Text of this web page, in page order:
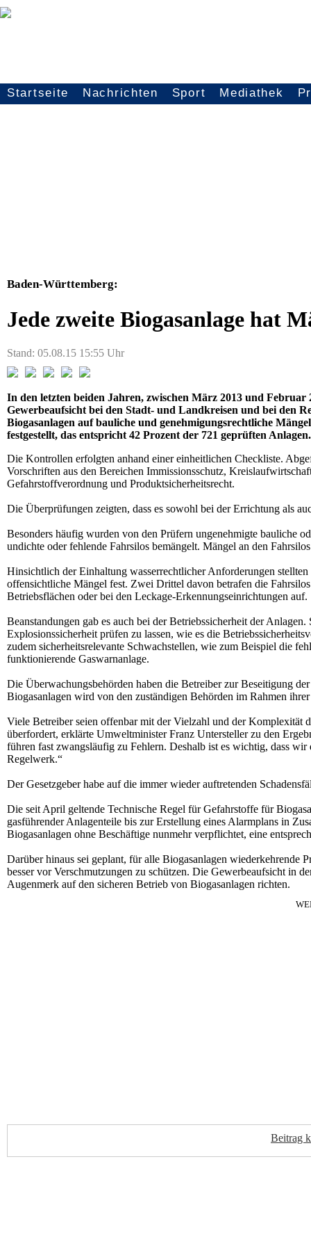
Seitennavigation
Startseite Nachrichten Sport Mediathek
Baden-Württemberg:
Jede zweite Biogasanlage hat
Stand: 05.08.15 15:55 Uhr
In den letzten beiden Jahren, zwischen März 2013 und
Gewerbeaufsicht bei den Stadt- und Landkreisen und bei den
Biogasanlagen auf bauliche und genehmigungsrechtliche
festgestellt, das entspricht 42 Prozent der 721 geprüften Anlagen.
Die Kontrollen erfolgten anhand einer einheitlichen Checkliste.
Vorschriften aus den Bereichen Immissionsschutz,
Gefahrstoffverordnung und Produktsicherheitsrecht.
Die Überprüfungen zeigten, dass es sowohl bei der Errichtung als
Besonders häufig wurden von den Prüfern ungenehmigte bauliche
undichte oder fehlende Fahrsilos bemängelt. Mängel an den
Hinsichtlich der Einhaltung wasserrechtlicher Anforderungen
offensichtliche Mängel fest. Zwei Drittel davon betrafen die
Betriebsflächen oder bei den Leckage-Erkennungseinrichtungen auf.
Beanstandungen gab es auch bei der Betriebssicherheit der
Explosionssicherheit prüfen zu lassen, wie es die
zudem sicherheitsrelevante Schwachstellen, wie zum Beispiel die
funktionierende Gaswarnanlage.
Die Überwachungsbehörden haben die Betreiber zur Beseitigung
Biogasanlagen wird von den zuständigen Behörden im Rahmen
Viele Betreiber seien offenbar mit der Vielzahl und der Komplexität
überfordert, erklärte Umweltminister Franz Untersteller zu den
führen fast zwangsläufig zu Fehlern. Deshalb ist es wichtig, dass
Regelwerk.“
Der Gesetzgeber habe auf die immer wieder auftretenden
Die seit April geltende Technische Regel für Gefahrstoffe für
gasführender Anlagenteile bis zur Erstellung eines Alarmplans in
Biogasanlagen ohne Beschäftige nunmehr verpflichtet, eine
Darüber hinaus sei geplant, für alle Biogasanlagen wiederkehrende
besser vor Verschmutzungen zu schützen. Die Gewerbeaufsicht in
Augenmerk auf den sicheren Betrieb von Biogasanlagen richten.
Beitrag